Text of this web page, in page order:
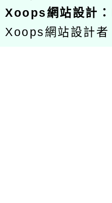
Xoops網站設計 ：
Xoops網站設計者